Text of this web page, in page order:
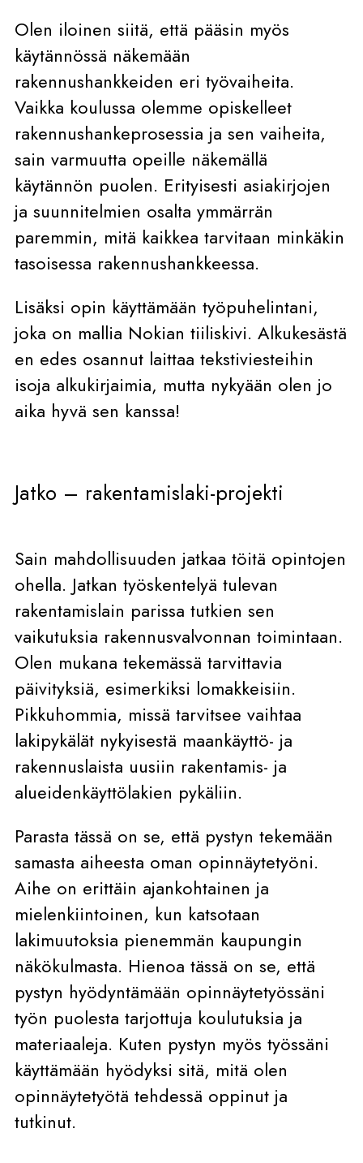
Olen iloinen siitä, että pääsin myös
käytännössä näkemään
rakennushankkeiden eri työvaiheita.
Vaikka koulussa olemme opiskelleet
rakennushankeprosessia ja sen vaiheita,
sain varmuutta opeille näkemällä
käytännön puolen. Erityisesti asiakirjojen
ja suunnitelmien osalta ymmärrän
paremmin, mitä kaikkea tarvitaan minkäkin
tasoisessa rakennushankkeessa.
Lisäksi opin käyttämään työpuhelintani,
joka on mallia Nokian tiiliskivi. Alkukesästä
en edes osannut laittaa tekstiviesteihin
isoja alkukirjaimia, mutta nykyään olen jo
aika hyvä sen kanssa!
Jatko – rakentamislaki-projekti
Sain mahdollisuuden jatkaa töitä opintojen
ohella. Jatkan työskentelyä tulevan
rakentamislain parissa tutkien sen
vaikutuksia rakennusvalvonnan toimintaan.
Olen mukana tekemässä tarvittavia
päivityksiä, esimerkiksi lomakkeisiin.
Pikkuhommia, missä tarvitsee vaihtaa
lakipykälät nykyisestä maankäyttö- ja
rakennuslaista uusiin rakentamis- ja
alueidenkäyttölakien pykäliin.
Parasta tässä on se, että pystyn tekemään
samasta aiheesta oman opinnäytetyöni.
Aihe on erittäin ajankohtainen ja
mielenkiintoinen, kun katsotaan
lakimuutoksia pienemmän kaupungin
näkökulmasta. Hienoa tässä on se, että
pystyn hyödyntämään opinnäytetyössäni
työn puolesta tarjottuja koulutuksia ja
materiaaleja. Kuten pystyn myös työssäni
käyttämään hyödyksi sitä, mitä olen
opinnäytetyötä tehdessä oppinut ja
tutkinut.